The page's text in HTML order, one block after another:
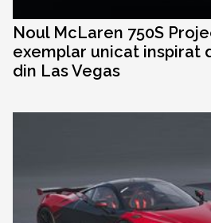
Noul McLaren 750S
exemplar unicat inspirat
din Las Vegas